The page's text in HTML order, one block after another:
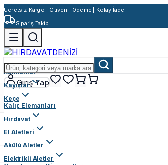
Ücretsiz Kargo | Güvenli Ödeme | Kolay İade
Sipariş Takip
Giriş Yap
Rulmanlar
Kayışlar
Keçe
Kalıp Elemanları
Hırdavat
El Aletleri
Akülü Aletler
Elektrikli Aletler